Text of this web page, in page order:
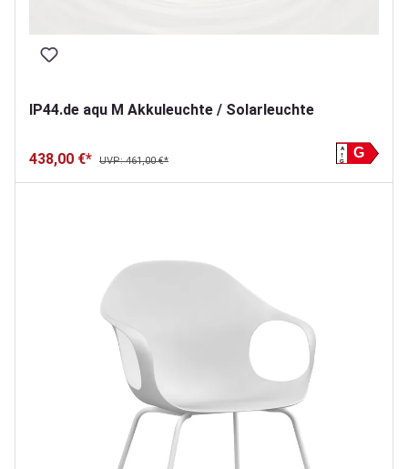
IP44.de aqu M Akkuleuchte / Solarleuchte
438,00 €* UVP: 461,00 €*
G
A
G